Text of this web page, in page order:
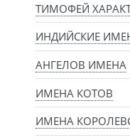
ТИМОФЕЙ
ИНДИЙСКИЕ
АНГЕЛОВ ИМЕНА
ИМЕНА КОТОВ
ИМЕНА